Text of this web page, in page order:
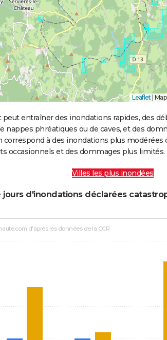
Leaflet
peut entraîner des inondations rapides, des
nappes phréatiques ou de caves, et des
correspond à des inondations plus modérées
occasionnels et des dommages plus limités.
Villes les plus inondées
jours d'inondations déclarées
d'après les données de la CCR